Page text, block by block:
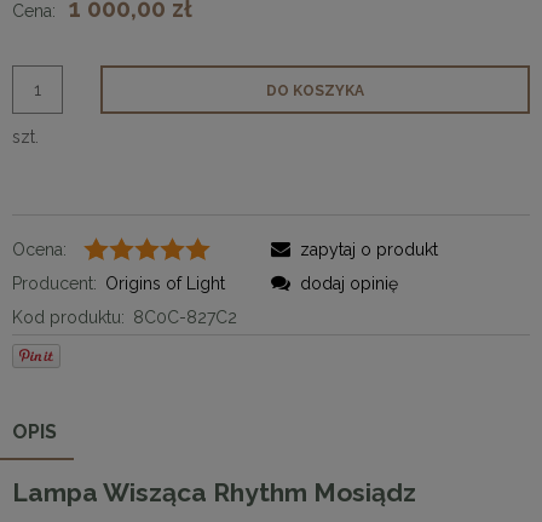
Cena: 1 000,00 zł
szt.
DO KOSZYKA
Ocena:
Producent: Origins of Light
Kod produktu: 8C0C-827C2
zapytaj o produkt
dodaj opinię
OPIS
Lampa Wisząca Rhythm Mosiądz